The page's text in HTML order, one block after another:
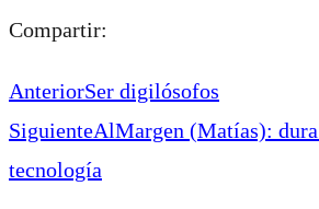
Compartir:
AnteriorSer digilósofos
SiguienteAlMargen (Matías):
tecnología